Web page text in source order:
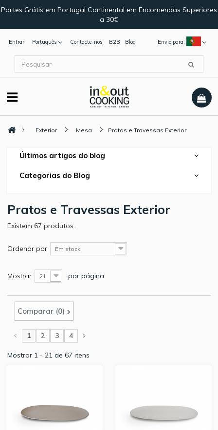
Portes Grátis em Portugal Continental em Encomendas Superiores
a 30€
Entrar Português Envio para:
Contacte-nos B2B Blog
Exterior Mesa Pratos e Travessas Exterior
Últimos artigos do blog
Categorias do Blog
Pratos e Travessas Exterior
Existem 67 produtos.
Ordenar por Em stock
Mostrar 21 por página
Comparar (0)
1 2 3 4
Mostrar 1 - 21 de 67 itens